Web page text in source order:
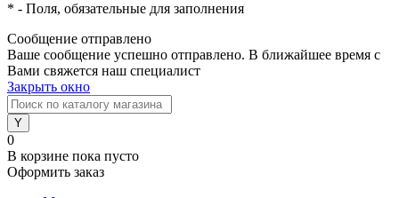
* - Поля, обязательные для заполнения
Сообщение отправлено
Ваше сообщение успешно отправлено. В ближайшее время с
Вами свяжется наш специалист
Закрыть окно
0
В корзине пока пусто
Оформить заказ